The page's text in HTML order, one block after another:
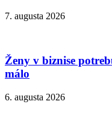
7. augusta 2026
Ženy v biznise
málo
6. augusta 2026